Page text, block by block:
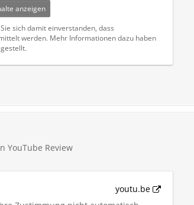
anzeigen
sich damit einverstanden, dass
werden. Mehr Informationen dazu haben
YouTube Review
youtu.be